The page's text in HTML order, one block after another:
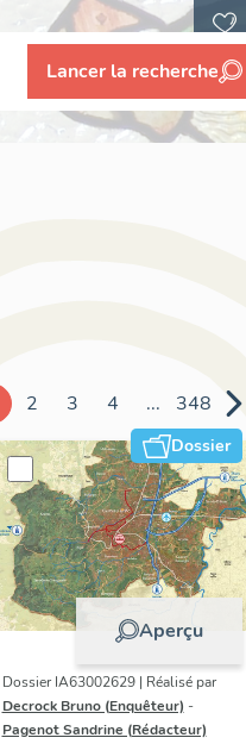
Lancer la recherche
2 3 4 ... 348
Dossier
Aperçu
Dossier IA63002629 | Réalisé par
Decrock Bruno (Enquêteur) -
Pagenot Sandrine (Rédacteur)